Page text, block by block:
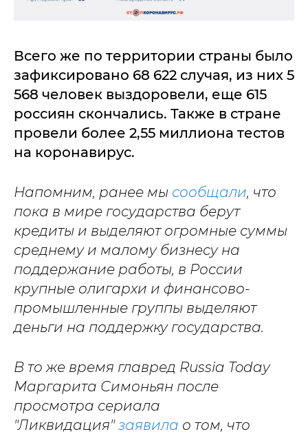
Всего же по территории страны было
зафиксировано 68 622 случая, из них 5
568 человек выздоровели, еще 615
россиян скончались. Также в стране
провели более 2,55 миллиона тестов
на коронавирус.
Напомним, ранее мы сообщали, что
пока в мире государства берут
кредиты и выделяют огромные суммы
среднему и малому бизнесу на
поддержание работы, в России
крупные олигархи и финансово-
промышленные группы выделяют
деньги на поддержку государства.
В то же время главред Russia Today
Маргарита Симоньян после
просмотра сериала
"Ликвидация"заявила о том, что